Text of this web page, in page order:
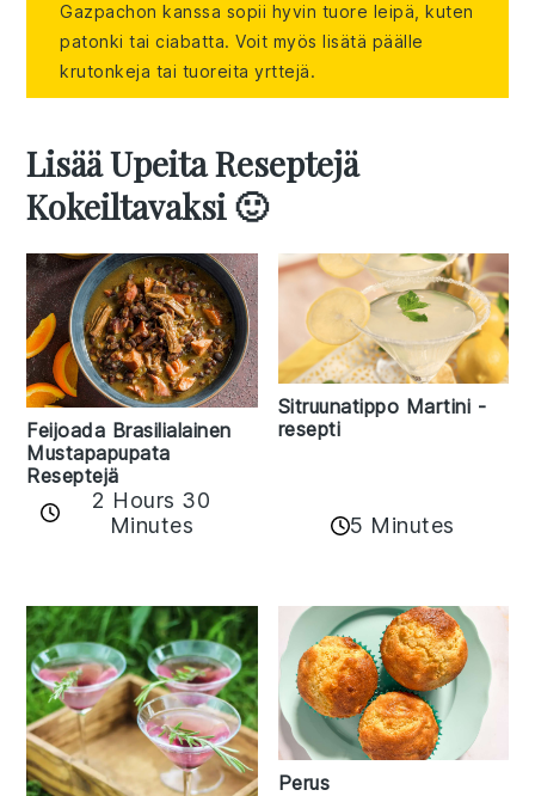
Gazpachon kanssa sopii hyvin tuore leipä, kuten
patonki tai ciabatta. Voit myös lisätä päälle
krutonkeja tai tuoreita yrttejä.
Lisää Upeita Reseptejä
Kokeiltavaksi 🙂
Feijoada Brasilialainen
Mustapapupata
Reseptejä
2 Hours 30
Minutes
Sitruunatippo Martini -
resepti
5 Minutes
Perus